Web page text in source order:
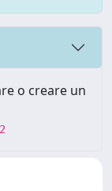
o creare un